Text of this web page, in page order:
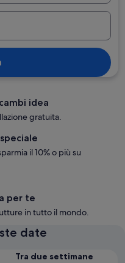
idea
gratuita.
il 10% o più su
per te
in tutto il mondo.
date
Tra due settimane